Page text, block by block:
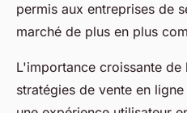
permis aux entreprises de
marché de plus en plus
L'importance croissante
stratégies de vente en